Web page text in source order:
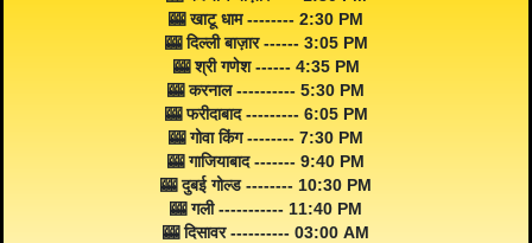
🎰 खाटू धाम -------- 2:30 PM
🎰 दिल्ली बाज़ार ------ 3:05 PM
🎰 श्री गणेश ------ 4:35 PM
🎰 करनाल ---------- 5:30 PM
🎰 फरीदाबाद --------- 6:05 PM
🎰 गोवा किंग -------- 7:30 PM
🎰 गाजियाबाद ------- 9:40 PM
🎰 दुबई गोल्ड -------- 10:30 PM
🎰 गली ----------- 11:40 PM
🎰 दिसावर ---------- 03:00 AM